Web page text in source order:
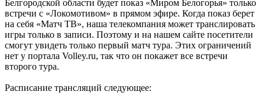
Белгородской области будет показ «Миром Белогорья» только
встречи с «Локомотивом» в прямом эфире. Когда показ берет
на себя «Матч ТВ», наша телекомпания может транслировать
игры только в записи. Поэтому и на нашем сайте посетители
смогут увидеть только первый матч тура. Этих ограничений
нет у портала Volley.ru, так что он покажет все встречи
второго тура.
Расписание трансляций следующее: